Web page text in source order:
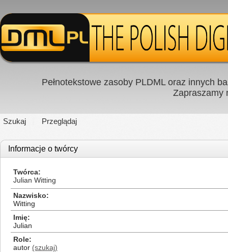
Pełnotekstowe zasoby PLDML oraz innych
Zapraszamy
Szukaj Przeglądaj
Informacje o twórcy
Twórca
Julian Witting
Nazwisko
Witting
Imię
Julian
Role
autor (szukaj)